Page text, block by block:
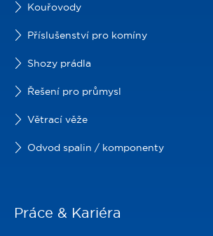
Kouřovody
Příslušenství pro komíny
Shozy prádla
Řešení pro průmysl
Větrací věže
Odvod spalin / komponenty
Práce & Kariéra